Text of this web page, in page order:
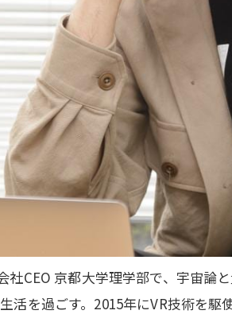
社CEO 京都大学理学部で、宇宙論
活を過ごす。2015年にVR技術を